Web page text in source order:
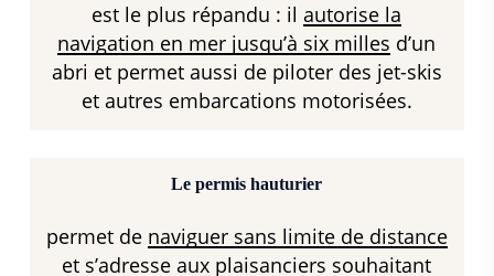
est le plus répandu : ilautorise la
navigation en mer jusqu’à six milles d’un
abri et permet aussi de piloter des jet-skis
et autres embarcations motorisées.
Le permis hauturier
permet de naviguer sans limite de distance
et s’adresse aux plaisanciers souhaitant